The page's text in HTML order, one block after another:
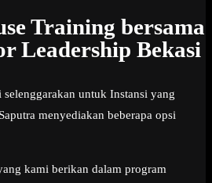
Training bersama
Leadership Bekasi
untuk Instansi yang
menyediakan beberapa opsi
kami berikan dalam program